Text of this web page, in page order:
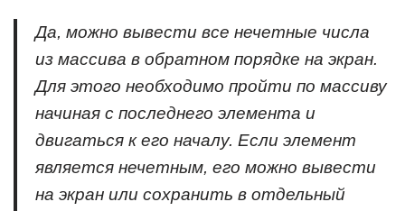
Да, можно вывести все нечетные числа
из массива в обратном порядке на экран.
Для этого необходимо пройти по массиву
начиная с последнего элемента и
двигаться к его началу. Если элемент
является нечетным, его можно вывести
на экран или сохранить в отдельный